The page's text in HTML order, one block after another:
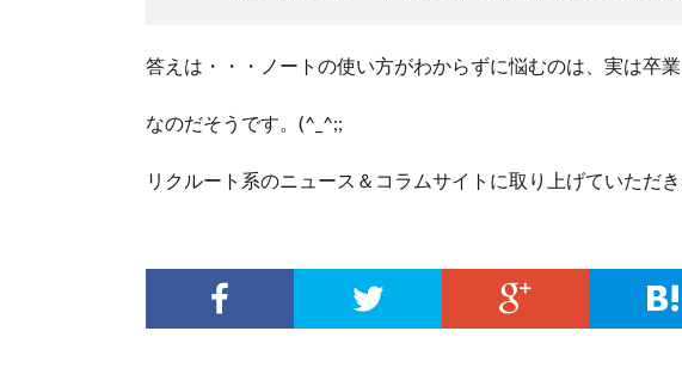
答えは・・・ノートの使い方がわからずに悩むのは、実は卒
なのだそうです。(^_^;;
リクルート系のニュース＆コラムサイトに取り上げていただき